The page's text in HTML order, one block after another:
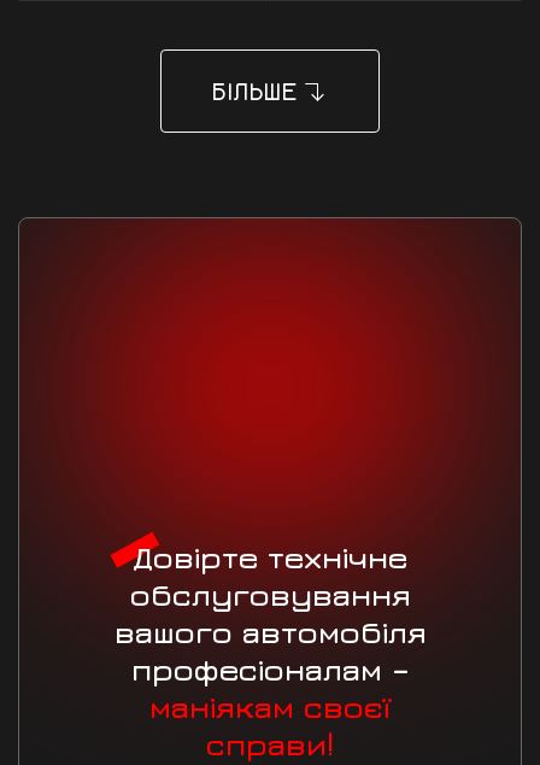
БІЛЬШЕ
Довірте технічне
обслуговування
вашого автомобіля
професіоналам –
маніякам своєї
справи!